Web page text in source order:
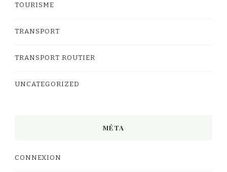
TOURISME
TRANSPORT
TRANSPORT ROUTIER
UNCATEGORIZED
MÉTA
CONNEXION